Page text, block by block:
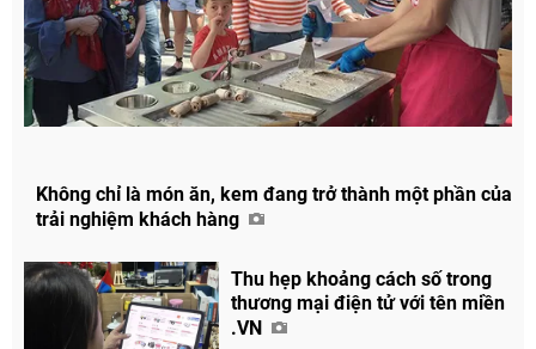
Chia sẻ
Không chỉ là món ăn, kem đang trở thành một phần của
trải nghiệm khách hàng
Thu hẹp khoảng cách số trong
thương mại điện tử với tên miền
.VN